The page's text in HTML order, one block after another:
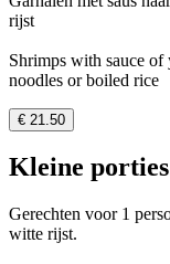
rijst
Shrimps with sauce of
noodles or boiled rice
€ 21.50
Kleine porties
Gerechten voor 1
witte rijst.